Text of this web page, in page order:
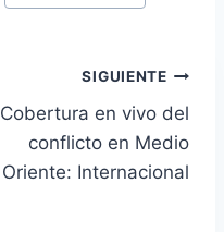
SIGUIENTE
Cobertura en vivo del
conflicto en Medio
Oriente: Internacional